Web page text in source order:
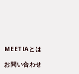
MEETIAとは
お問い合わせ